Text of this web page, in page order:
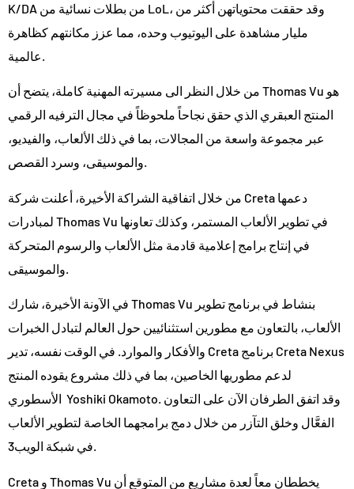
K/DA من بطلات نسائية من LoL، وقد حققت محتوياتهن أكثر من
مليار مشاهدة على اليوتيوب وحده، مما عزز مكانتهم كظاهرة
عالمية.
من خلال النظر الى مسيرته المهنية كاملة، يتضح أن Thomas Vu هو
المنتج العبقري الذي حقق نجاحاً ملحوظاً في مجال الترفيه الرقمي
عبر مجموعة واسعة من المجالات، بما في ذلك الألعاب، والفيديو،
والموسيقى، وسرد القصص.
من خلال اتفاقية الشراكة الأخيرة، أعلنت شركة Creta دعمها
لمبادرات Thomas Vu في تطوير الألعاب المستمر، وكذلك تعاونها
في إنتاج برامج إعلامية قادمة مثل الألعاب والرسوم المتحركة
والموسيقى.
في الآونة الأخيرة، شارك Thomas Vu بنشاط في برنامج تطوير
الألعاب، بالتعاون مع مطورين استثنائيين حول العالم لتبادل الخبرات
والأفكار والموارد. في الوقت نفسه، تدير Creta برنامج Creta Nexus
لدعم مطوريها الخاصين، بما في ذلك مشروع يقوده المنتج
الأسطوري Yoshiki Okamoto. وقد اتفق الطرفان الآن على التعاون
الفعَّال وخلق التآزر من خلال دمج برامجهما الخاصة لتطوير الألعاب
في شبكة الويب3.
Creta و Thomas Vu يخططان معاً لعدة مشاريع من المتوقع أن